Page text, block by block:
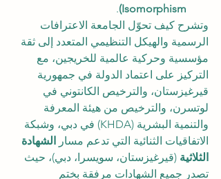
Isomorphism)
.
وتشرح كيف تحوّل الجامعة الاعترافات
الرسمية والهيكل التنظيمي المتعدد إلى ثقة
مؤسسية وحركية عالمية للخريجين، مع
التركيز على اعتماد الدولة في جمهورية
قيرغيزستان، والترخيص الكانتوني في
لوتسرن، والترخيص من هيئة المعرفة
والتنمية البشرية (KHDA) في دبي، وشبكة
الاتفاقيات الثنائية التي تدعم مسار الشهادة
الثلاثية (قيرغيزستان، سويسرا، دبي)، حيث
تصدر جميع الشهادات مرفقة بختم